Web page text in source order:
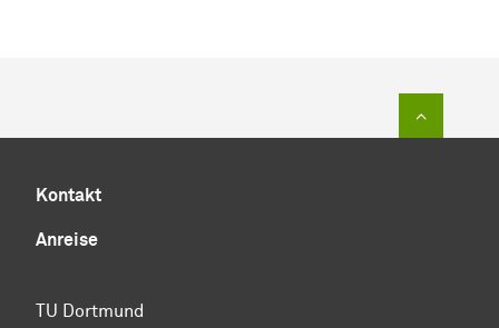
Kontakt
Anreise
TU Dortmund